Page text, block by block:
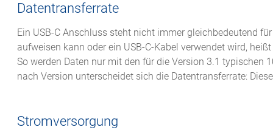
Datentransferrate
Ein USB-C Anschluss steht nicht immer gleichbedeutend
aufweisen kann oder ein USB-C-Kabel verwendet wird,
So werden Daten nur mit den für die Version 3.1 typischen
nach Version unterscheidet sich die Datentransferrate:
Stromversorgung